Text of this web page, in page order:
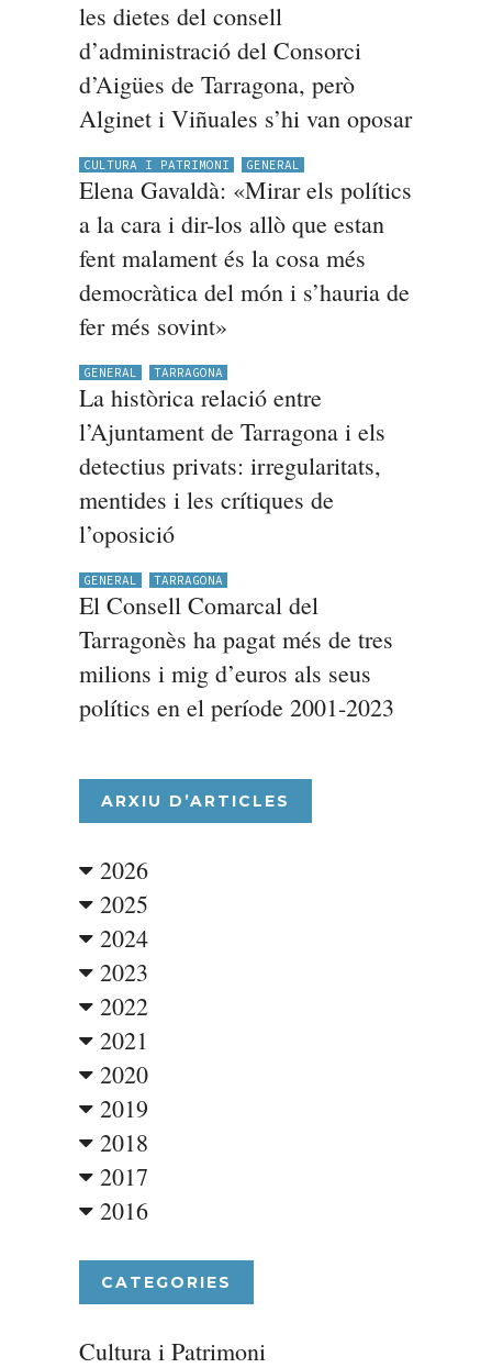
les dietes del consell
d’administració del Consorci
d’Aigües de Tarragona, però
Alginet i Viñuales s’hi van oposar
CULTURA I PATRIMONI GENERAL
Elena Gavaldà: «Mirar els polítics
a la cara i dir-los allò que estan
fent malament és la cosa més
democràtica del món i s’hauria de
fer més sovint»
GENERAL TARRAGONA
La històrica relació entre
l’Ajuntament de Tarragona i els
detectius privats: irregularitats,
mentides i les crítiques de
l’oposició
GENERAL TARRAGONA
El Consell Comarcal del
Tarragonès ha pagat més de tres
milions i mig d’euros als seus
polítics en el període 2001-2023
ARXIU D’ARTICLES
2026
2025
2024
2023
2022
2021
2020
2019
2018
2017
2016
CATEGORIES
Cultura i Patrimoni